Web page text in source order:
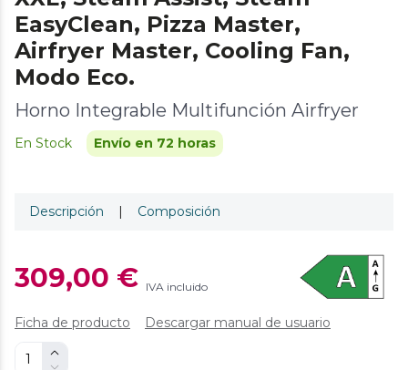
EasyClean, Pizza Master,
Airfryer Master, Cooling Fan,
Modo Eco.
Horno Integrable Multifunción Airfryer
En Stock Envío en 72 horas
Descripción | Composición
309,00 € IVA incluido
Ficha de producto Descargar manual de usuario